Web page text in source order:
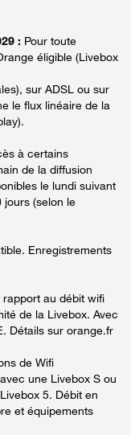
: Pour toute
éligible (Livebox
sur ADSL ou sur
le flux linéaire de la
à certains
de la diffusion
le lundi suivant
jours (selon le
Enregistrements
au débit wifi
de la Livebox. Avec
Détails sur orange.fr
de Wifi
une Livebox S ou
5. Débit en
et équipements